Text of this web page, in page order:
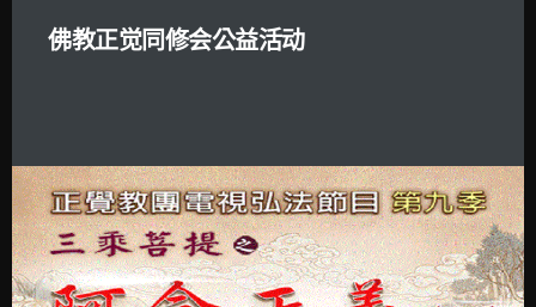
佛教正觉同修会公益活动